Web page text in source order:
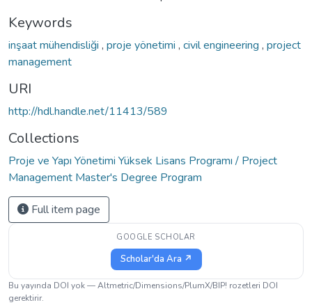
Keywords
inşaat mühendisliği , proje yönetimi , civil engineering , project
management
URI
http://hdl.handle.net/11413/589
Collections
Proje ve Yapı Yönetimi Yüksek Lisans Programı / Project
Management Master's Degree Program
Full item page
GOOGLE SCHOLAR
Scholar'da Ara ↗
Bu yayında DOI yok — Altmetric/Dimensions/PlumX/BIP! rozetleri DOI
gerektirir.